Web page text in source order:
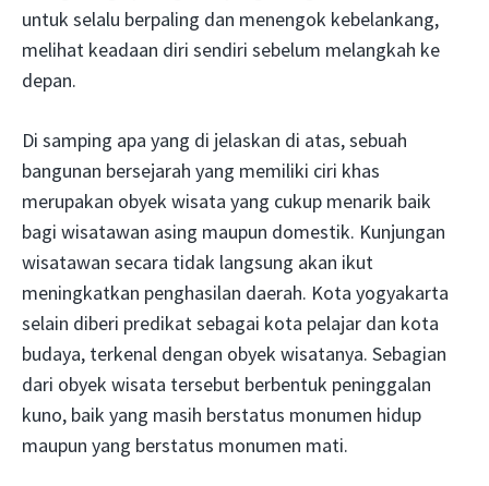
untuk selalu berpaling dan menengok kebelankang,
melihat keadaan diri sendiri sebelum melangkah ke
depan.
Di samping apa yang di jelaskan di atas, sebuah
bangunan bersejarah yang memiliki ciri khas
merupakan obyek wisata yang cukup menarik baik
bagi wisatawan asing maupun domestik. Kunjungan
wisatawan secara tidak langsung akan ikut
meningkatkan penghasilan daerah. Kota yogyakarta
selain diberi predikat sebagai kota pelajar dan kota
budaya, terkenal dengan obyek wisatanya. Sebagian
dari obyek wisata tersebut berbentuk peninggalan
kuno, baik yang masih berstatus monumen hidup
maupun yang berstatus monumen mati.